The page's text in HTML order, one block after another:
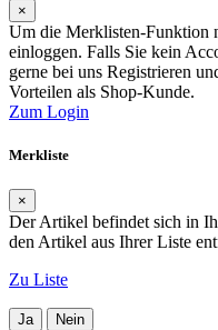
×
Um die Merklisten-Funktion
einloggen. Falls Sie kein
gerne bei uns Registrieren
Vorteilen als Shop-Kunde.
Zum Login
Merkliste
×
Der Artikel befindet sich in
den Artikel aus Ihrer Liste
Zu Liste
Ja Nein